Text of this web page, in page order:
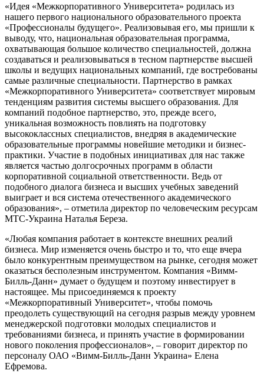
«Идея «Межкорпоративного Университета» родилась из
нашего первого национального образовательного проекта
«Профессионалы будущего». Реализовывая его, мы пришли к
выводу, что, национальная образовательная программа,
охватывающая большое количество специальностей, должна
создаваться и реализовываться в тесном партнерстве высшей
школы и ведущих национальных компаний, где востребованы
самые различные специальности. Партнерство в рамках
«Межкорпоративного Университета» соответствует мировым
тенденциям развития системы высшего образования. Для
компаний подобное партнерство, это, прежде всего,
уникальная возможность повлиять на подготовку
высококлассных специалистов, внедряя в академические
образовательные программы новейшие методики и бизнес-
практики. Участие в подобных инициативах для нас также
является частью долгосрочных программ в области
корпоративной социальной ответственности. Ведь от
подобного диалога бизнеса и высших учебных заведений
выиграет и вся система отечественного академического
образования», – отметила директор по человеческим ресурсам
МТС-Украина Наталья Береза.
«Любая компания работает в контексте внешних реалий
бизнеса. Мир изменяется очень быстро и то, что еще вчера
было конкурентным преимуществом на рынке, сегодня может
оказаться бесполезным инструментом. Компания «Вимм-
Билль-Данн» думает о будущем и поэтому инвестирует в
настоящее. Мы присоединяемся к проекту
«Межкорпоративный Университет», чтобы помочь
преодолеть существующий на сегодня разрыв между уровнем
менеджерской подготовки молодых специалистов и
требованиями бизнеса, и принять участие в формировании
нового поколения профессионалов», – говорит директор по
персоналу ОАО «Вимм-Билль-Данн Украина» Елена
Ефремова.